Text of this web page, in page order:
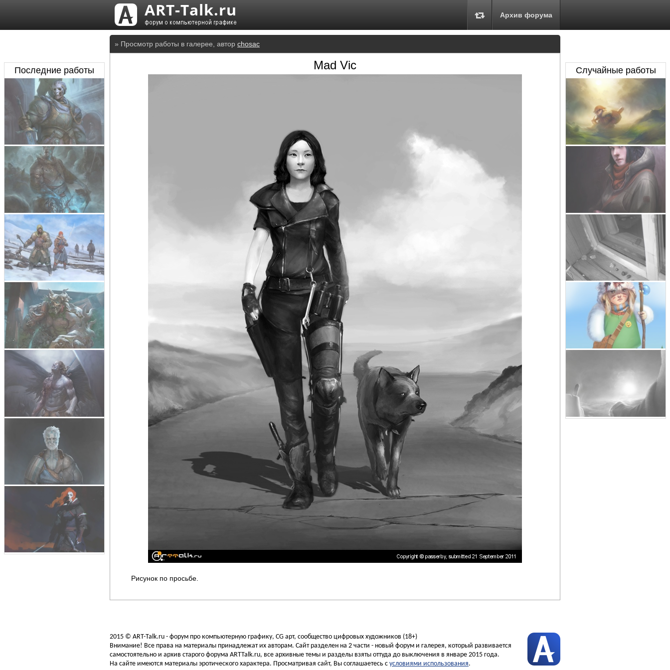
Архив форума
» Просмотр работы в галерее, автор chosac
Mad Vic
Рисунок по просьбе.
Последние работы Случайные работы
2015 © ART-Talk.ru - форум про компьютерную графику, CG арт, сообщество цифровых художников (18+)
Внимание! Все права на материалы принадлежат их авторам. Сайт разделен на 2 части - новый форум и галерея, который развивается
самостоятельно и архив старого форума ARTTalk.ru, все архивные темы и разделы взяты оттуда до выключения в январе 2015 года.
На сайте имеются материалы эротического характера. Просматривая сайт, Вы соглашаетесь с условиями использования.